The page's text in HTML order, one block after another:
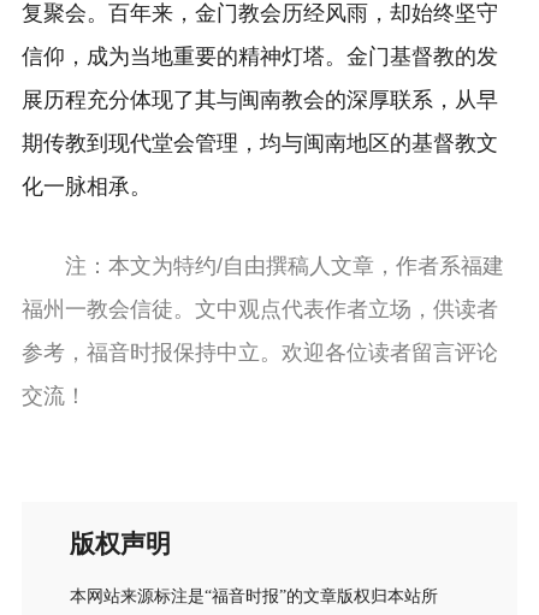
复聚会。百年来，金门教会历经风雨，却始终坚守
信仰，成为当地重要的精神灯塔。金门基督教的发
展历程充分体现了其与闽南教会的深厚联系，从早
期传教到现代堂会管理，均与闽南地区的基督教文
化一脉相承。
注：本文为特约/自由撰稿人文章，作者系福建
福州一教会信徒。文中观点代表作者立场，供读者
参考，福音时报保持中立。欢迎各位读者留言评论
交流！
版权声明
本网站来源标注是“福音时报”的文章版权归本站所